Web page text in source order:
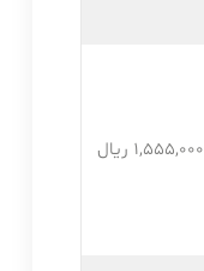
1,555,۰۰۰ ریال